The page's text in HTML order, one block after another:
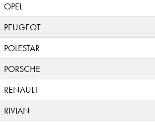
OPEL
PEUGEOT
POLESTAR
PORSCHE
RENAULT
RIVIAN